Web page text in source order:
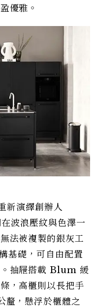
優雅。
演繹創辦人
波浪壓紋與色澤一
法被複製的銀灰工
基礎，可自由配置
。抽屜搭載 Blum 緩
，高櫃則以長把手
釐，懸浮於櫃體之